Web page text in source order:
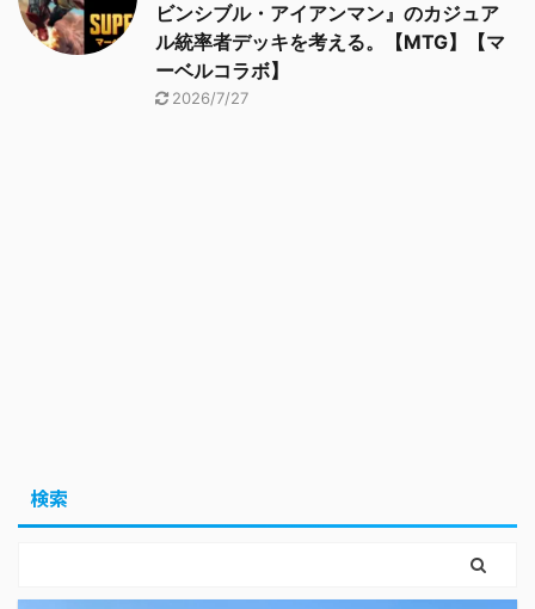
ビンシブル・アイアンマン』のカジュア
ル統率者デッキを考える。【MTG】【マ
ーベルコラボ】
2026/7/27
検索